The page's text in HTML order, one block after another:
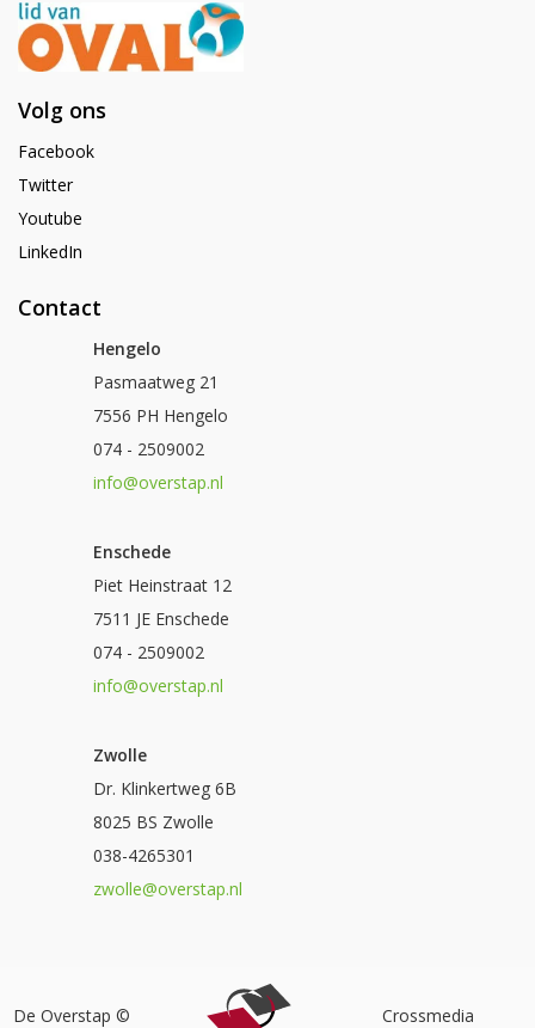
Volg ons
Facebook
Twitter
Youtube
LinkedIn
Contact
Hengelo
Pasmaatweg 21
7556 PH Hengelo
074 - 2509002
info@overstap.nl
Enschede
Piet Heinstraat 12
7511 JE Enschede
074 - 2509002
info@overstap.nl
Zwolle
Dr. Klinkertweg 6B
8025 BS Zwolle
038-4265301
zwolle@overstap.nl
De Overstap © Crossmedia